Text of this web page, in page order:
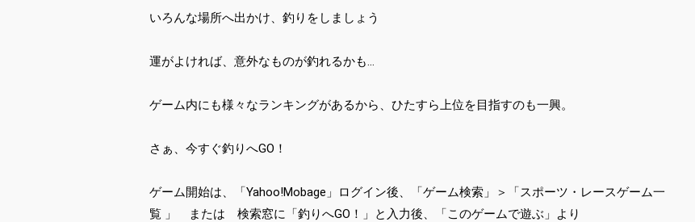
いろんな場所へ出かけ、釣りをしましょう
運がよければ、意外なものが釣れるかも…
ゲーム内にも様々なランキングがあるから、ひたすら上位を目指すのも一興。
さぁ、今すぐ釣りへGO！
ゲーム開始は、「Yahoo!Mobage」ログイン後、「ゲーム検索」＞「スポーツ・レースゲーム一
覧 」 または 検索窓に「釣りへGO！」と入力後、「このゲームで遊ぶ」より